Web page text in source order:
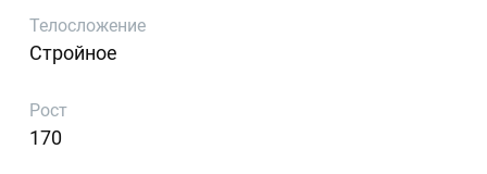
Телосложение
Стройное
Рост
170